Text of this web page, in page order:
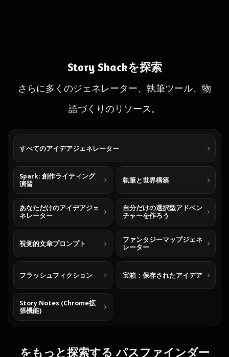
Story Shackを探索
さらに多くのジェネレーター、執筆ツール、物
語づくりのリソース。
すべてのアイデアジェネレーター
Spark: 創作ライティング
演習
執筆と世界構築
あなただけのアイデアジェ
ネレーター
自分だけの選択型アドベン
チャーを作ろう
視覚的文章プロンプト
ファンタジーマップジェネ
レーター
フラッシュフィクション 宝箱：保存されたアイデア
Story Notes (Chrome拡
張機能)
をもっと探索する パスファインダー